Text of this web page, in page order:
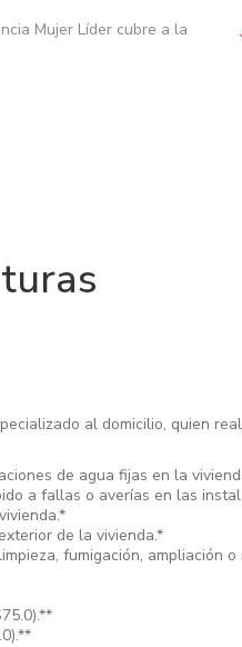
Mujer Líder cubre a la
al domicilio, quien
de agua fijas en la
a fallas o averías en las
de la vivienda.*
fumigación, ampliación